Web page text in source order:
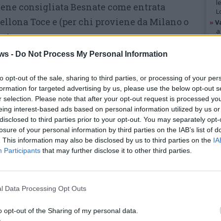
- Do Not Process My Personal Information
opt-out of the sale, sharing to third parties, or processing of your
for targeted advertising by us, please use the below opt-out
selection. Please note that after your opt-out request is processed
interest-based ads based on personal information utilized by us
to third parties prior to your opt-out. You may separately
of your personal information by third parties on the IAB’s list of
This information may also be disclosed by us to third parties on the
Participants that may further disclose it to other third parties.
Data Processing Opt Outs
opt-out of the Sharing of my personal data.
consigliata Besnate come entrata
Toce e (per chi proviene da Milano o
La chiusura del ramo verso
Genova-Grevellona ha causato
subitolunghe code in A8 sia da
Milano, da prima di Gallarate,
che da Varese,nel tratto di
raccordo dopo la barriera
Gallarate Nord.
create sulla viabilità ordinaria a
casello, in piazza Risorgimento e sul
»